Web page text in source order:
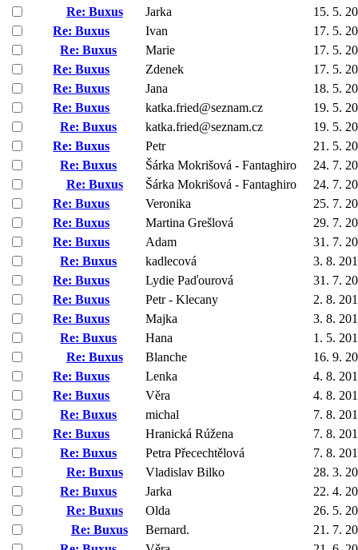
Re: Buxus
Jarka
15. 5.
Re: Buxus
Ivan
17. 5.
Re: Buxus
Marie
17. 5.
Re: Buxus
Zdenek
17. 5.
Re: Buxus
Jana
18. 5.
Re: Buxus
katka.fried@seznam.cz
19. 5.
Re: Buxus
katka.fried@seznam.cz
19. 5.
Re: Buxus
Petr
21. 5.
Re: Buxus
Šárka Mokrišová - Fantaghiro
24. 7.
Re: Buxus
Šárka Mokrišová - Fantaghiro
24. 7.
Re: Buxus
Veronika
25. 7.
Re: Buxus
Martina Grešlová
29. 7.
Re: Buxus
Adam
31. 7.
Re: Buxus
kadlecová
3. 8.
Re: Buxus
Lydie Paďourová
31. 7.
Re: Buxus
Petr - Klecany
2. 8.
Re: Buxus
Majka
3. 8.
Re: Buxus
Hana
1. 5.
Re: Buxus
Blanche
16. 9.
Re: Buxus
Lenka
4. 8.
Re: Buxus
Věra
4. 8.
Re: Buxus
michal
7. 8.
Re: Buxus
Hranická Rúžena
7. 8.
Re: Buxus
Petra Přecechtělová
7. 8.
Re: Buxus
Vladislav Bilko
28. 3.
Re: Buxus
Jarka
22. 4.
Re: Buxus
Olda
26. 5.
Re: Buxus
Bernard.
21. 7.